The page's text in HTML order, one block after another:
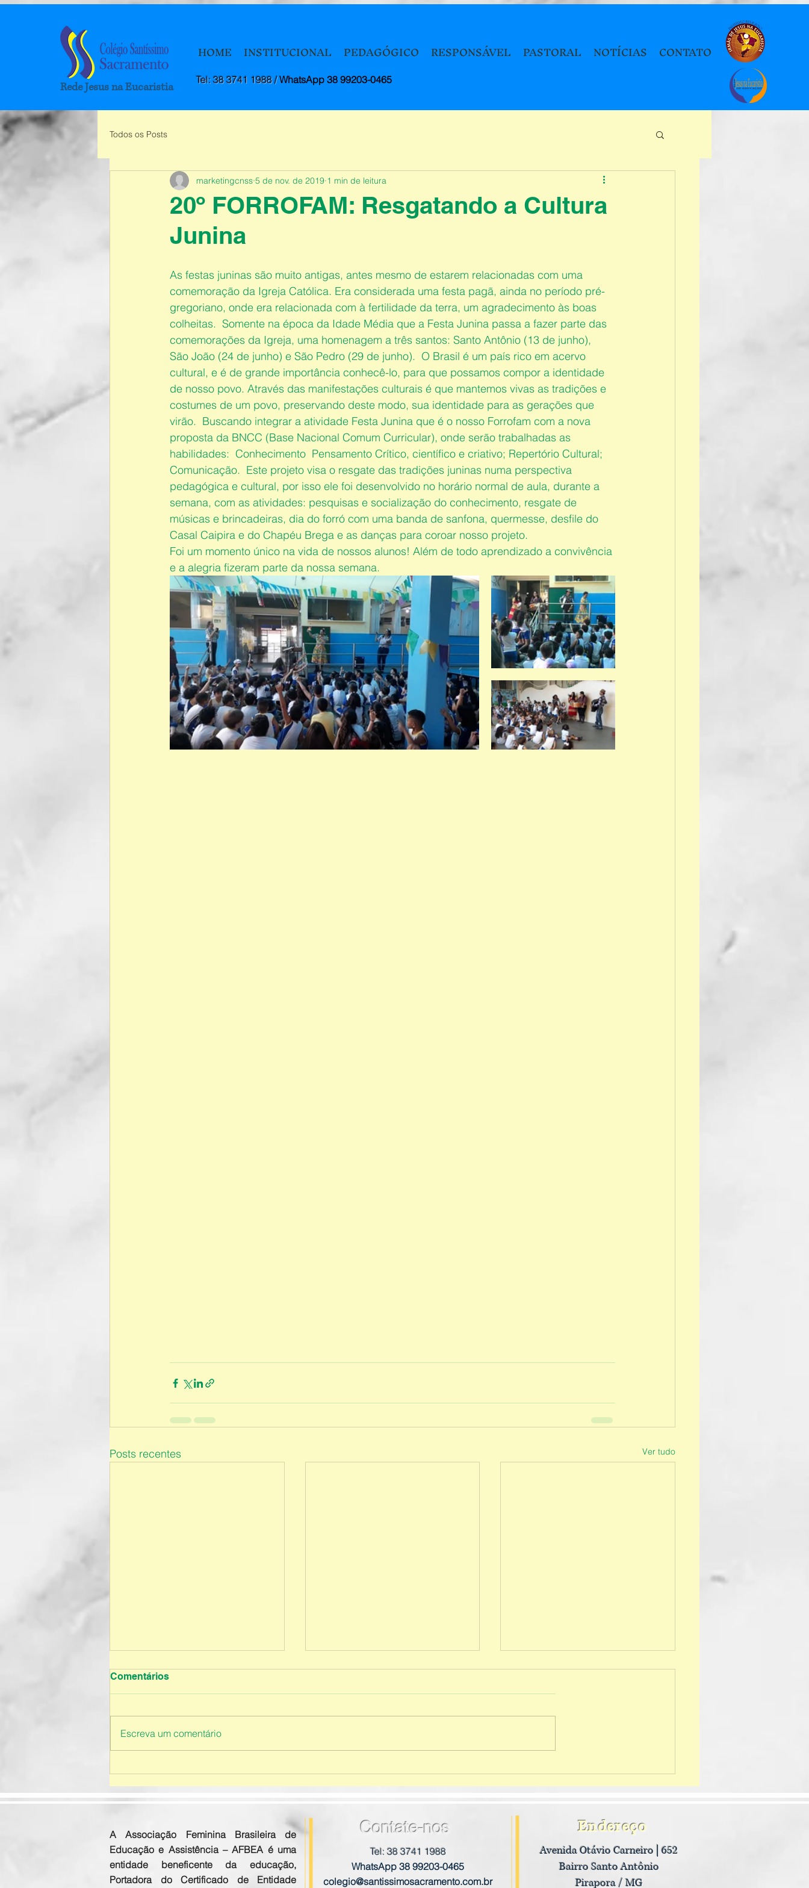
Rede Jesus na Eucaristia
HOME INSTITUCIONAL PEDAGÓGICO RESPONSÁVEL PASTORAL NOTÍCIAS CONTATO
Tel: 38 3741 1988 /WhatsApp 38 99203-0465
Todos os Posts
20º FORROFAM: Resgatando a Cultura
Junina
marketingcnss 5 de nov. de 2019 1 min de leitura
As festas juninas são muito antigas, antes mesmo de estarem relacionadas com uma
comemoração da Igreja Católica. Era considerada uma festa pagã, ainda no período pré-
gregoriano, onde era relacionada com à fertilidade da terra, um agradecimento às boas
colheitas.  Somente na época da Idade Média que a Festa Junina passa a fazer parte das
comemorações da Igreja, uma homenagem a três santos: Santo Antônio (13 de junho),
São João (24 de junho) e São Pedro (29 de junho).  O Brasil é um país rico em acervo
cultural, e é de grande importância conhecê-lo, para que possamos compor a identidade
de nosso povo. Através das manifestações culturais é que mantemos vivas as tradições e
costumes de um povo, preservando deste modo, sua identidade para as gerações que
virão.  Buscando integrar a atividade Festa Junina que é o nosso Forrofam com a nova
proposta da BNCC (Base Nacional Comum Curricular), onde serão trabalhadas as
habilidades:  Conhecimento  Pensamento Crítico, científico e criativo; Repertório Cultural;
Comunicação.  Este projeto visa o resgate das tradições juninas numa perspectiva
pedagógica e cultural, por isso ele foi desenvolvido no horário normal de aula, durante a
semana, com as atividades: pesquisas e socialização do conhecimento, resgate de
músicas e brincadeiras, dia do forró com uma banda de sanfona, quermesse, desfile do
Casal Caipira e do Chapéu Brega e as danças para coroar nosso projeto.
Foi um momento único na vida de nossos alunos! Além de todo aprendizado a convivência
e a alegria fizeram parte da nossa semana.
Posts recentes Ver tudo
Comentários
Escreva um comentário
Contate-nos Endereço
Avenida Otávio Carneiro | 652
Bairro Santo Antônio
Pirapora / MG
Tel: 38 3741 1988
WhatsApp 38 99203-0465
colegio@santissimosacramento.com.br
A Associação Feminina Brasileira de
Educação e Assistência – AFBEA é uma
entidade beneficente da educação,
Portadora do Certificado de Entidade